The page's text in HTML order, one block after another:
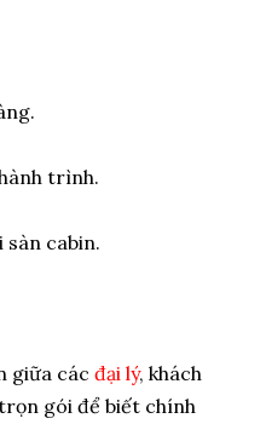
trình.
cabin.
giữa các đại lý, khách
gói để biết chính